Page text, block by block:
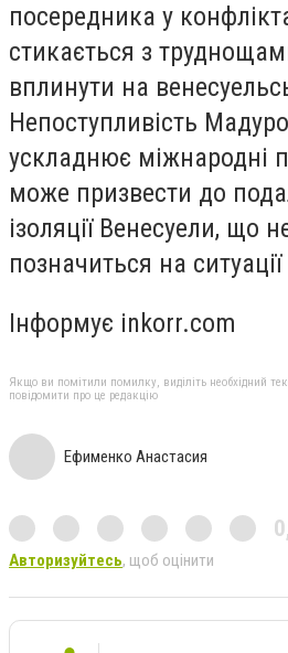
посередника у
стикається з
вплинути на
Непоступливість
ускладнює міжнародні
може призвести до
ізоляції Венесуели, що
позначиться на ситуації
Інформує inkorr.com
Якщо ви помітили помилку, виділіть необхідний
повідомити про це редакцію
Ефименко Анастасия
Авторизуйтесь, щоб оцінити